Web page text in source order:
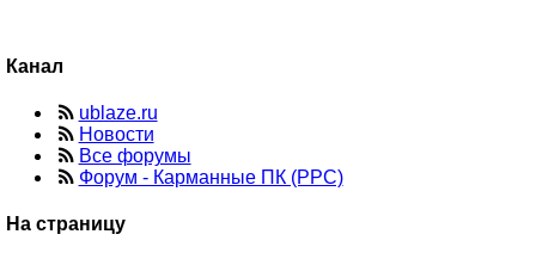
Канал
ublaze.ru
Новости
Все форумы
Форум - Карманные ПК (PPC)
На страницу